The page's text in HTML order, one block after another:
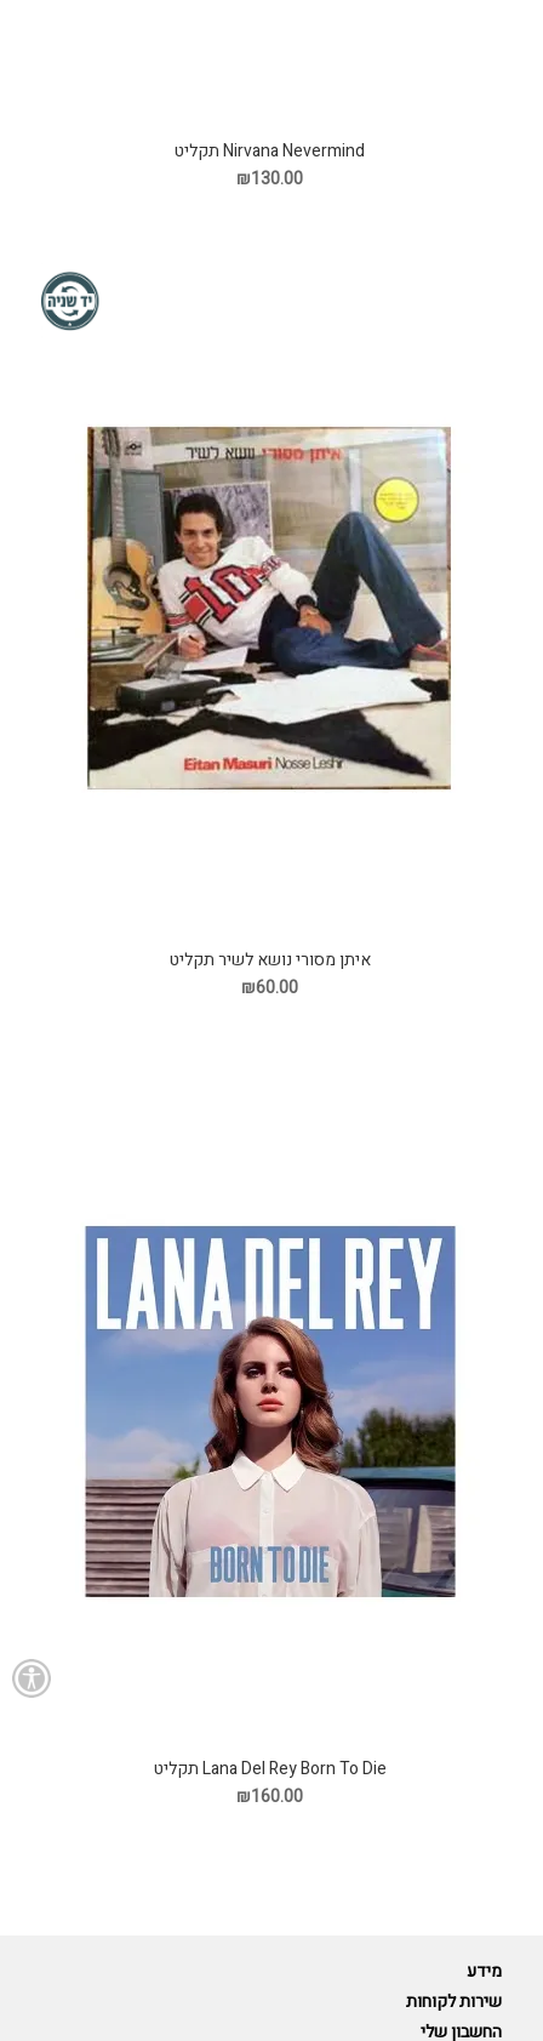
Nirvana Nevermind תקליט
₪130.00
איתן מסורי נושא לשיר תקליט
₪60.00
Lana Del Rey Born To Die תקליט
₪160.00
מידע
שירות לקוחות
החשבון שלי